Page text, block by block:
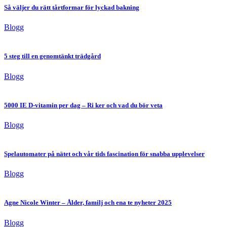
Så väljer du rätt tårtformar för lyckad bakning
Blogg
5 steg till en genomtänkt trädgård
Blogg
5000 IE D-vitamin per dag – Ri ker och vad du bör veta
Blogg
Spelautomater på nätet och vår tids fascination för snabba upplevelser
Blogg
Agne Nicole Winter – Ålder, familj och ena te nyheter 2025
Blogg